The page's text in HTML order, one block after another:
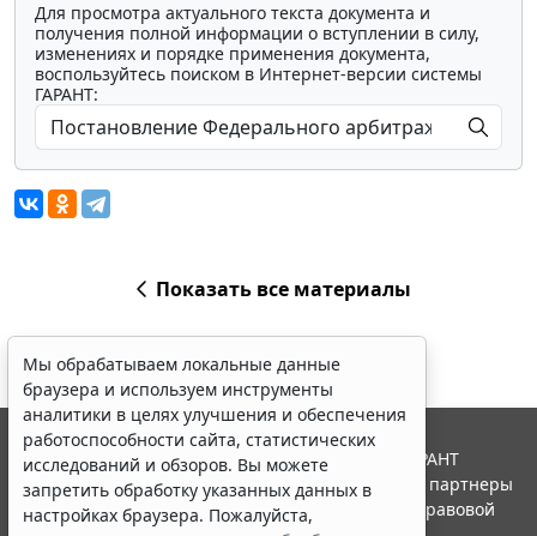
Для просмотра актуального текста документа и
получения полной информации о вступлении в силу,
изменениях и порядке применения документа,
воспользуйтесь поиском в Интернет-версии системы
ГАРАНТ:
Показать все материалы
Мы обрабатываем локальные данные
браузера и используем инструменты
аналитики в целях улучшения и обеспечения
работоспособности сайта, статистических
исследований и обзоров. Вы можете
запретить обработку указанных данных в
настройках браузера. Пожалуйста,
© ООО "НПП "ГАРАНТ-СЕРВИС", 2026. Система ГАРАНТ
выпускается с 1990 года. Компания "Гарант" и ее партнеры
являются участниками Российской ассоциации правовой